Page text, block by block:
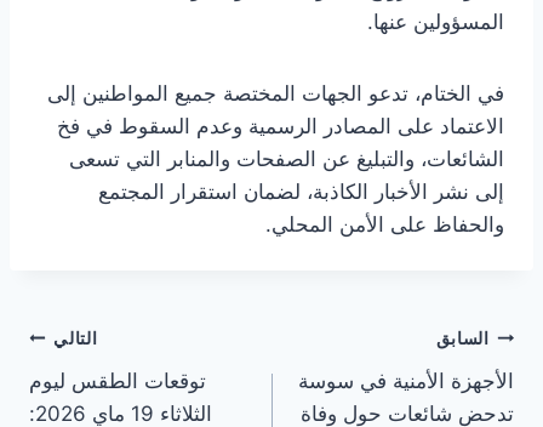
المسؤولين عنها.
في الختام، تدعو الجهات المختصة جميع المواطنين إلى
الاعتماد على المصادر الرسمية وعدم السقوط في فخ
الشائعات، والتبليغ عن الصفحات والمنابر التي تسعى
إلى نشر الأخبار الكاذبة، لضمان استقرار المجتمع
والحفاظ على الأمن المحلي.
تصفّح
المقالات
السابق
الأجهزة الأمنية في سوسة
تدحض شائعات حول وفاة
التالي
توقعات الطقس ليوم
الثلاثاء 19 ماي 2026: